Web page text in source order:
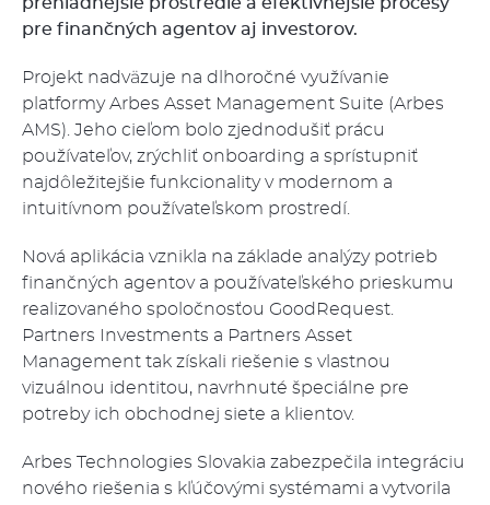
prehľadnejšie prostredie a efektívnejšie procesy
pre finančných agentov aj investorov.
Projekt nadväzuje na dlhoročné využívanie
platformy Arbes Asset Management Suite (Arbes
AMS). Jeho cieľom bolo zjednodušiť prácu
používateľov, zrýchliť onboarding a sprístupniť
najdôležitejšie funkcionality v modernom a
intuitívnom používateľskom prostredí.
Nová aplikácia vznikla na základe analýzy potrieb
finančných agentov a používateľského prieskumu
realizovaného spoločnosťou GoodRequest.
Partners Investments a Partners Asset
Management tak získali riešenie s vlastnou
vizuálnou identitou, navrhnuté špeciálne pre
potreby ich obchodnej siete a klientov.
Arbes Technologies Slovakia zabezpečila integráciu
nového riešenia s kľúčovými systémami a vytvorila